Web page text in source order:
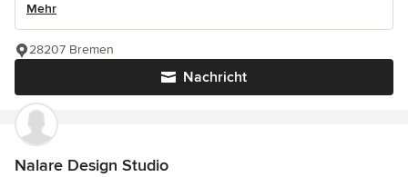
Mehr
Nachricht
28207 Bremen
Nalare Design Studio